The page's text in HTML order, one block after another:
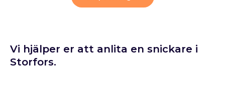
Vi hjälper er att anlita en snickare i
Storfors.